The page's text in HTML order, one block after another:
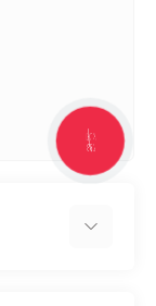
КНОПКА
ЗВ'ЯЗКУ